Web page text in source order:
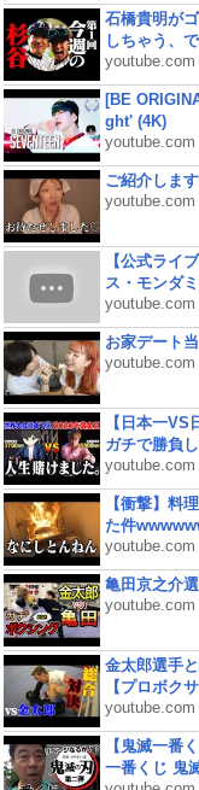
石橋貴明が
しちゃう、
youtube.com
[BE
ght' (4K)
youtube.com
ご紹介しま
youtube.com
【公式ライ
ス・モンダ
youtube.com
お家デート
youtube.com
【日本一
ガチで勝負
youtube.com
【衝撃】料
た件
youtube.com
亀田京之介
youtube.com
金太郎選手
【プロボク
youtube.com
【鬼滅一番
一番くじ 鬼